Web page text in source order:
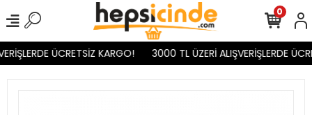
ÜCRETSİZ KARGO! 3000 TL ÜZERİ ALIŞVERİŞLERDE
0